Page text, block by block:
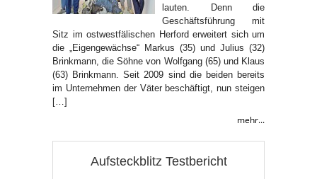
lauten. Denn die
Geschäftsführung mit
Sitz im ostwestfälischen Herford erweitert sich um
die „Eigengewächse“ Markus (35) und Julius (32)
Brinkmann, die Söhne von Wolfgang (65) und Klaus
(63) Brinkmann. Seit 2009 sind die beiden bereits
im Unternehmen der Väter beschäftigt, nun steigen
[…]
mehr...
Aufsteckblitz Testbericht